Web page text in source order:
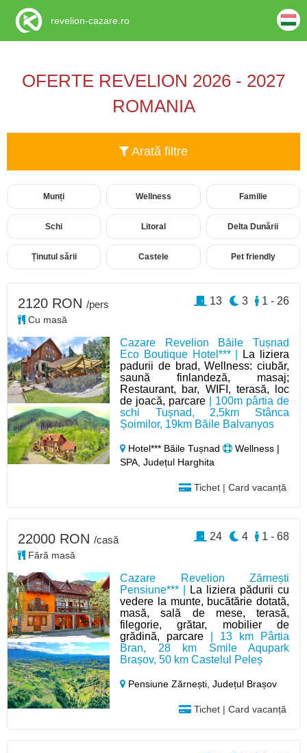
OFERTE REVELION 2026 - 2027
ROMANIA
Arată filtre
Munți Wellness Familie
Schi Litoral Delta Dunării
Ținutul sării Castele Pet friendly
Cazare Revelion Băile Tușnad
Eco Boutique Hotel*** |
La liziera
padurii de brad, Wellness: ciubăr,
saună finlandeză, masaj;
Restaurant, bar, WIFI, terasă, loc
de joacă, parcare | 100m pârtia de
schi Tușnad, 2,5km Stânca
Șoimilor, 19km Băile Balvanyos
Hotel*** Băile Tușnad
Wellness |
SPA, Județul Harghita
Tichet | Card vacanță
2120 RON /pers
Cu masă
1 - 26
3
13
Cazare Revelion Zărnești
Pensiune*** |
La liziera pădurii cu
vedere la munte, bucătărie dotată,
masă, sală de mese, terasă,
filegorie, grătar, mobilier de
grădină, parcare | 13 km Pârtia
Bran, 28 km Smile Aqupark
Brașov, 50 km Castelul Peleș
Pensiune Zărnești,Județul Brașov
Tichet | Card vacanță
22000 RON /casă
Fără masă
1 - 68
4
24
revelion-cazare.ro